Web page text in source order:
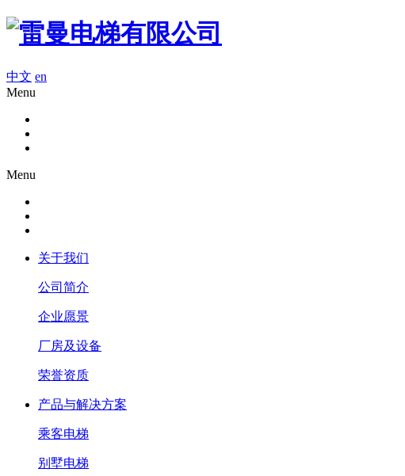
中文 en
Menu
Menu
关于我们
公司简介
企业愿景
厂房及设备
荣誉资质
产品与解决方案
乘客电梯
别墅电梯